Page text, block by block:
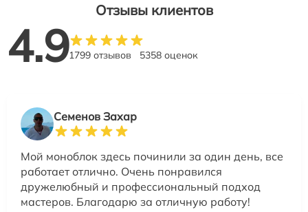
Отзывы клиентов
4.91799 отзывов 5358 оценок
Семенов Захар
Мой моноблок здесь починили за один день, все
работает отлично. Очень понравился
дружелюбный и профессиональный подход
мастеров. Благодарю за отличную работу!